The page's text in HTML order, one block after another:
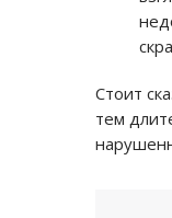
Стоит
тем